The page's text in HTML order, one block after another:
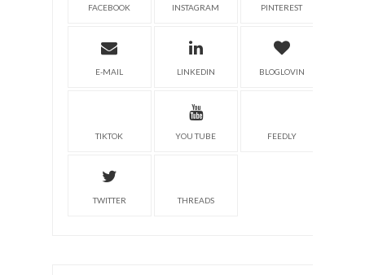
FACEBOOK INSTAGRAM PINTEREST
E-MAIL LINKEDIN BLOGLOVIN
TIKTOK YOU TUBE FEEDLY
TWITTER THREADS